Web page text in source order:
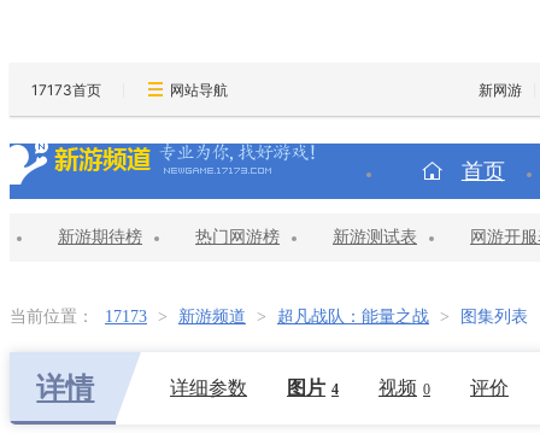
17173首页 网站导航 新网游
首页
新游期待榜 热门网游榜 新游测试表 网游开
当前位置： 17173 > 新游频道 > 超凡战队：能量之战 > 图集列表
详情 详细参数 图片 4 视频 0 评价